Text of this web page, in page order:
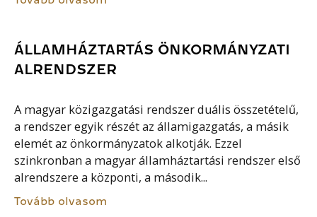
ÁLLAMHÁZTARTÁS ÖNKORMÁNYZATI
ALRENDSZER
A magyar közigazgatási rendszer duális összetételű,
a rendszer egyik részét az államigazgatás, a másik
elemét az önkormányzatok alkotják. Ezzel
szinkronban a magyar államháztartási rendszer első
alrendszere a központi, a második...
Tovább olvasom